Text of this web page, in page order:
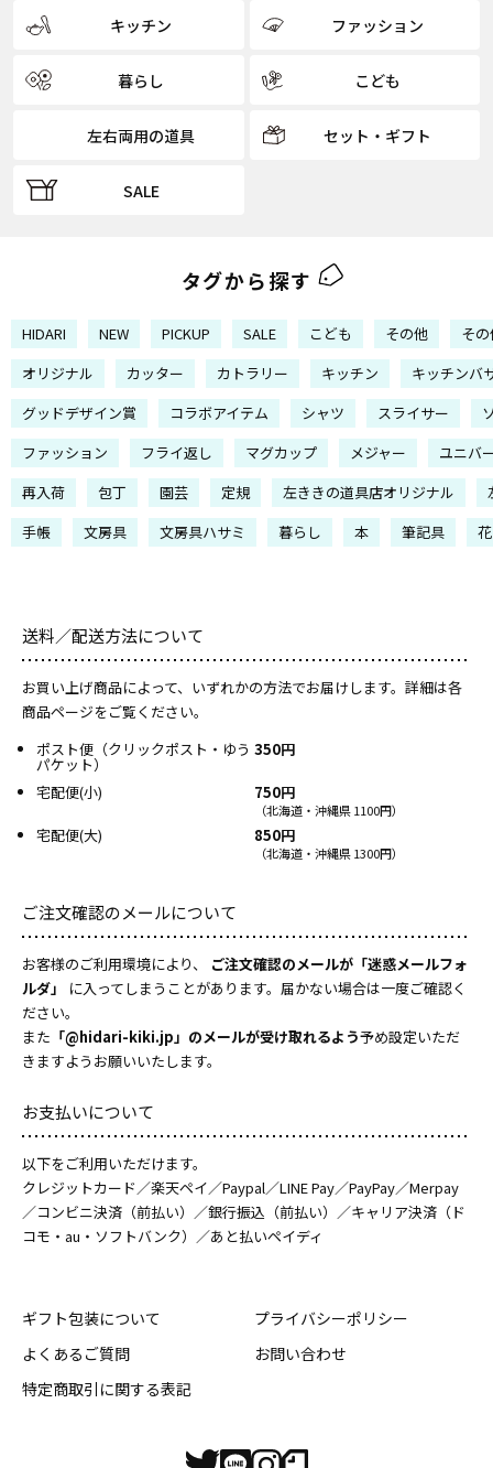
キッチン ファッション
暮らし こども
左右両用の道具 セット・ギフト
SALE
タグから探す
HIDARI NEW PICKUP SALE こども その他
そ
オリジナル
カッター カトラリー キッチン
キッチンバ
グッドデザイン賞
コラボアイテム シャツ スライサー
ファッション
フライ返し マグカップ メジャー
ユニバ
再入荷
包丁 園芸 定規 左ききの道具店オリジナル
手帳
文房具 文房具ハサミ 暮らし 本 筆記具
送料／配送方法について
お買い上げ商品によって、いずれかの方法でお届けします。詳細は各
商品ページをご覧ください。
ポスト便（クリックポスト・ゆう
パケット）
350円
宅配便(小) 750円
（北海道・沖縄県 1100円）
宅配便(大) 850円
（北海道・沖縄県 1300円）
ご注文確認のメールについて
お客様のご利用環境により、
ご注文確認のメールが「迷惑メールフォ
ルダ」
に入ってしまうことがあります。届かない場合は一度ご確認く
ださい。
また 「@hidari-kiki.jp」のメールが受け取れるよう予め設定いただ
きますようお願いいたします。
お支払いについて
以下をご利用いただけます。
クレジットカード／楽天ペイ／Paypal／LINE Pay／PayPay／Merpay
／コンビニ決済（前払い）／銀行振込（前払い）／キャリア決済（ド
コモ・au・ソフトバンク）／あと払いペイディ
ギフト包装について
よくあるご質問
特定商取引に関する表記
プライバシーポリシー
お問い合わせ